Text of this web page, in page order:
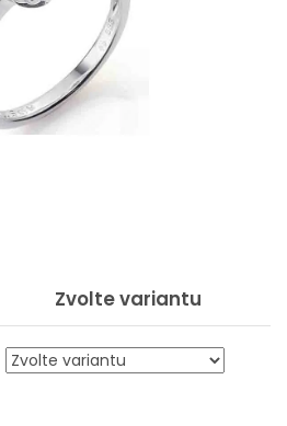
Zvolte variantu